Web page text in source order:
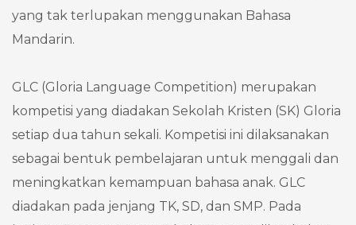
yang tak terlupakan menggunakan Bahasa
Mandarin.
GLC (Gloria Language Competition) merupakan
kompetisi yang diadakan Sekolah Kristen (SK) Gloria
setiap dua tahun sekali. Kompetisi ini dilaksanakan
sebagai bentuk pembelajaran untuk menggali dan
meningkatkan kemampuan bahasa anak. GLC
diadakan pada jenjang TK, SD, dan SMP. Pada